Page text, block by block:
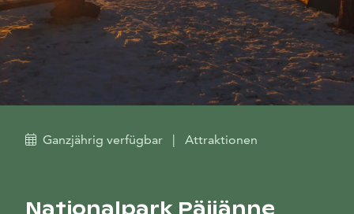
Ganzjährig verfügbar | Attraktionen
Nationalpark Päijänne